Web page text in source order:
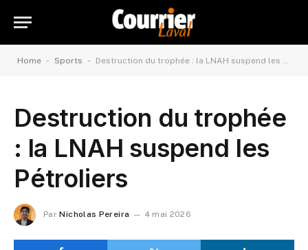
Home - Sports - Destruction du trophée : la LNAH suspend les Pétroliers
Destruction du trophée
: la LNAH suspend les
Pétroliers
Par Nicholas Pereira 4 mai 2026